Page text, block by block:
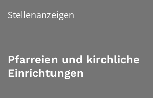
Stellenanzeigen
Pfarreien und kirchliche
Einrichtungen